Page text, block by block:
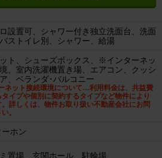
設置可、シャワー付き独立洗面台、洗面
ストイレ別、シャワー、給湯
ト、シューズボックス、※インターネッ
、室内洗濯機置き場、エアコン、クッシ
、ベランダ･バルコニー
ネット接続環境について…利用料金は、共益費
タイプや個別に契約するタイプなど物件により
詳しくは、物件お取り扱い不動産会社にお問
。
ホン
置場、玄関ホール、駐輪場